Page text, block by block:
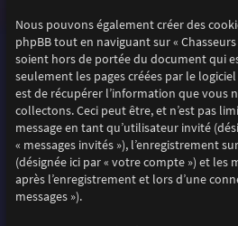
Nous pouvons également créer des
phpBB tout en naviguant sur «
soient hors de portée du document qui
seulement les pages créées par le
est de récupérer l’information que vous
collectons. Ceci peut être, et n’est pas
message en tant qu’utilisateur invité
« messages invités »), l’enregistrement
(désignée ici par « votre compte ») et les
après l’enregistrement et lors d’une
messages »).